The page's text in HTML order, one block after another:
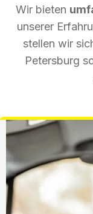
Wir bieten
unserer
stellen wir
Petersburg